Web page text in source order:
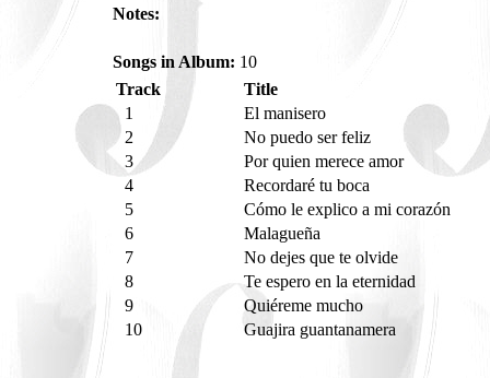
Notes:
Songs in Album: 10
Track
Title
1
El manisero
2
No puedo ser feliz
3
Por quien merece amor
4
Recordaré tu boca
5
Cómo le explico a mi corazón
6
Malagueña
7
No dejes que te olvide
8
Te espero en la eternidad
9
Quiéreme mucho
10
Guajira guantanamera